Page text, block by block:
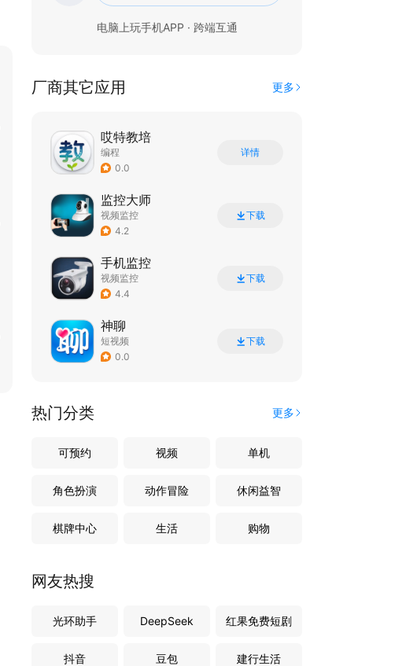
电脑上玩手机APP · 跨端互通
厂商其它应用 更多
哎特教培
编程
0.0
详情
监控大师
视频监控
4.2
下载
手机监控
视频监控
4.4
下载
神聊
短视频
0.0
下载
热门分类 更多
可预约 视频 单机
角色扮演 动作冒险 休闲益智
棋牌中心 生活 购物
网友热搜
光环助手 DeepSeek 红果免费短剧
抖音 豆包 建行生活